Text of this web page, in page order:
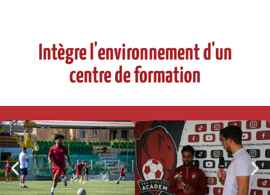
Intègre l'environnement d'un
centre de formation